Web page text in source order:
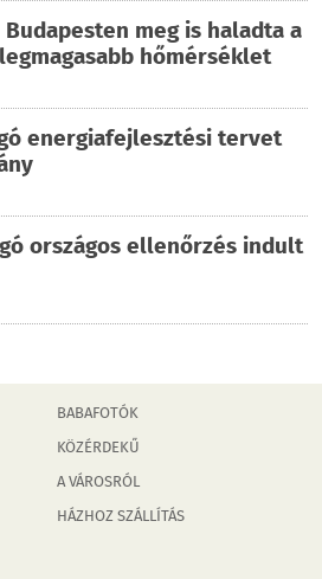
meg is haladta a
hőmérséklet
energiafejlesztési tervet
országos ellenőrzés indult
BABAFOTÓK
KÖZÉRDEKŰ
A VÁROSRÓL
HÁZHOZ SZÁLLÍTÁS